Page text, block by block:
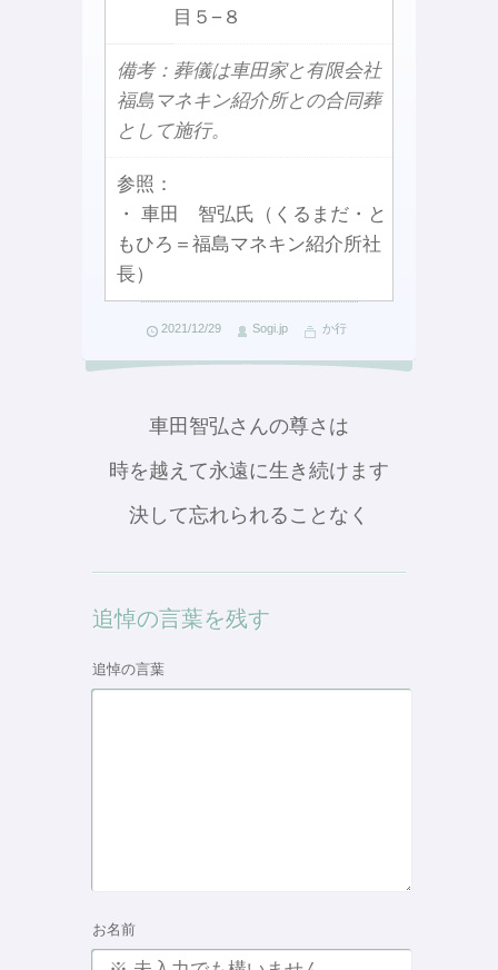
目５−８
備考：葬儀は車田家と有限会社
福島マネキン紹介所との合同葬
として施行。
参照：
・ 車田 智弘氏（くるまだ・と
もひろ＝福島マネキン紹介所社
長）
2021/12/29 Sogi.jp か行
車田智弘さんの尊さは
時を越えて永遠に生き続けます
決して忘れられることなく
追悼の言葉を残す
追悼の言葉
お名前